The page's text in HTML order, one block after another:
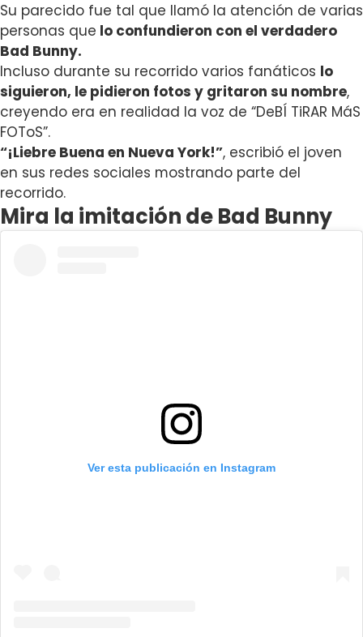
Su parecido fue tal que llamó la atención de varias
personas que lo confundieron con el verdadero
Bad Bunny.
Incluso durante su recorrido varios fanáticos lo
siguieron, le pidieron fotos y gritaron su nombre,
creyendo era en realidad la voz de “DeBÍ TiRAR MáS
FOToS”.
“¡Liebre Buena en Nueva York!”, escribió el joven
en sus redes sociales mostrando parte del
recorrido.
Mira la imitación de Bad Bunny
Ver esta publicación en Instagram